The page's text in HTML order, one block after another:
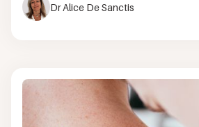
Dr Alice De Sanctis